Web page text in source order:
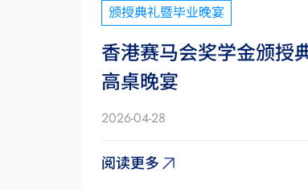
颁授典礼暨毕业晚宴
香港赛马会奖学金颁授
高桌晚宴
2026-04-28
阅读更多